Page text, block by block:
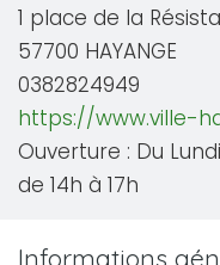
1 place de la
57700 HAYANGE
0382824949
https://www.ville-
Ouverture : Du
de 14h à 17h
Informations